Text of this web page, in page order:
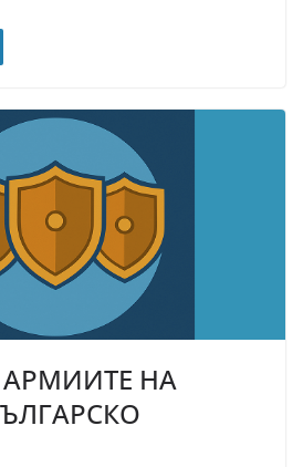
НА